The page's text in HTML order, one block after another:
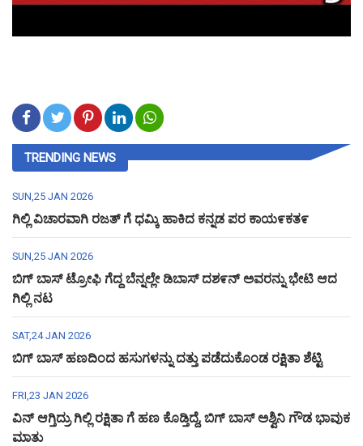
TRENDING NEWS
SUN,25 JAN 2026
ಗಿಲ್ಲಿ ವಿಚಾರವಾಗಿ ರಜತ್ ಗೆ ಧಮ್ಕಿ ಹಾಕಿದ ಕನ್ನಡ ಪರ ಕಾಯ೯ಕತ೯
SUN,25 JAN 2026
ಬಿಗ್ ಬಾಸ್ ಟ್ರೋಫಿ ಗೆದ್ದ ಬೆನ್ನಲ್ಲೇ ಡಿಬಾಸ್ ದಶ೯ನ್ ಅವರನ್ನು ಭೇಟಿ ಆದ
ಗಿಲ್ಲಿ ನಟ
SAT,24 JAN 2026
ಬಿಗ್ ಬಾಸ್ ಹಣದಿಂದ ಹಸುಗಳನ್ನು ದತ್ತು ಪಡೆದುಕೊಂಡ ರಕ್ಷಿತಾ ಶೆಟ್ಟಿ
FRI,23 JAN 2026
ವಿನ್ ಆಗ್ತಿದ್ರು ಗಿಲ್ಲಿ ರಕ್ಷಿತಾ ಗೆ ಹಣ ಕೊಡ್ತಿದ್ದೆ, ಬಿಗ್ ಬಾಸ್ ಅಶ್ವಿನಿ ಗೌಡ ಭಾವುಕ
ಮಾತು